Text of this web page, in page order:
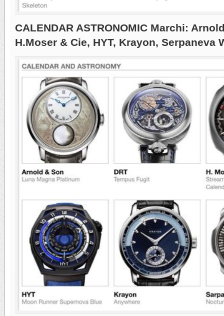
CALENDAR ASTRONOMIC Marchi:
H.Moser & Cie, HYT, Krayon, Serpaneva